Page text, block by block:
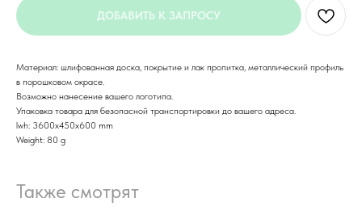
ДОБАВИТЬ К ЗАПРОСУ
Материал: шлифованная доска, покрытие и лак пропитка, металлический профиль
в порошковом окрасе.
Возможно нанесение вашего логотипа.
Упаковка товара для безопасной транспортировки до вашего адреса.
lwh: 3600x450x600 mm
Weight: 80 g
Также смотрят